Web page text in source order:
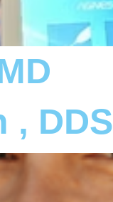
, DDS